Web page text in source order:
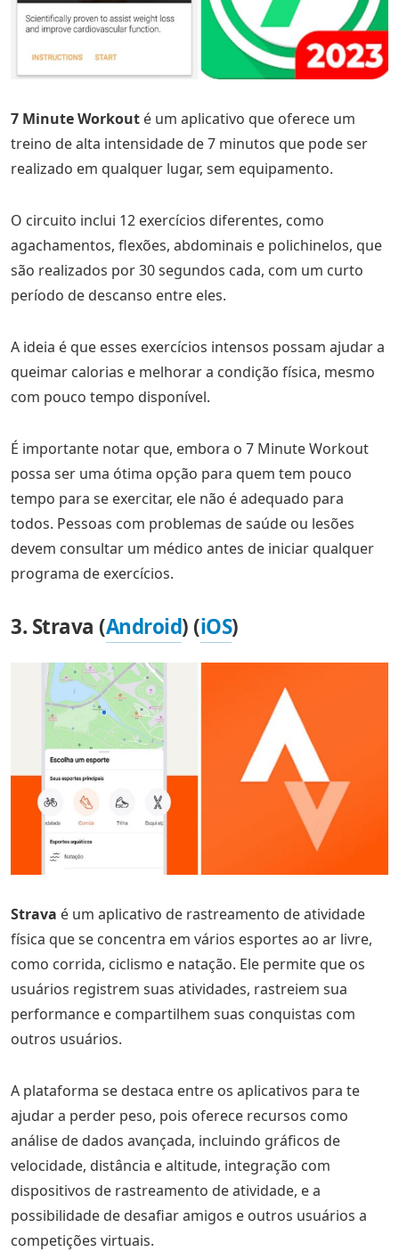
7 Minute Workout é um aplicativo que oferece um
treino de alta intensidade de 7 minutos que pode ser
realizado em qualquer lugar, sem equipamento.
O circuito inclui 12 exercícios diferentes, como
agachamentos, flexões, abdominais e polichinelos, que
são realizados por 30 segundos cada, com um curto
período de descanso entre eles.
A ideia é que esses exercícios intensos possam ajudar a
queimar calorias e melhorar a condição física, mesmo
com pouco tempo disponível.
É importante notar que, embora o 7 Minute Workout
possa ser uma ótima opção para quem tem pouco
tempo para se exercitar, ele não é adequado para
todos. Pessoas com problemas de saúde ou lesões
devem consultar um médico antes de iniciar qualquer
programa de exercícios.
3. Strava (Android) (iOS)
Strava é um aplicativo de rastreamento de atividade
física que se concentra em vários esportes ao ar livre,
como corrida, ciclismo e natação. Ele permite que os
usuários registrem suas atividades, rastreiem sua
performance e compartilhem suas conquistas com
outros usuários.
A plataforma se destaca entre os aplicativos para te
ajudar a perder peso, pois oferece recursos como
análise de dados avançada, incluindo gráficos de
velocidade, distância e altitude, integração com
dispositivos de rastreamento de atividade, e a
possibilidade de desafiar amigos e outros usuários a
competições virtuais.